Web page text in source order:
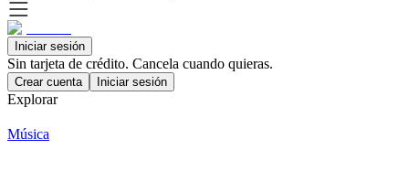
Iniciar sesión
Sin tarjeta de crédito. Cancela cuando quieras.
Crear cuenta Iniciar sesión
Explorar
Música